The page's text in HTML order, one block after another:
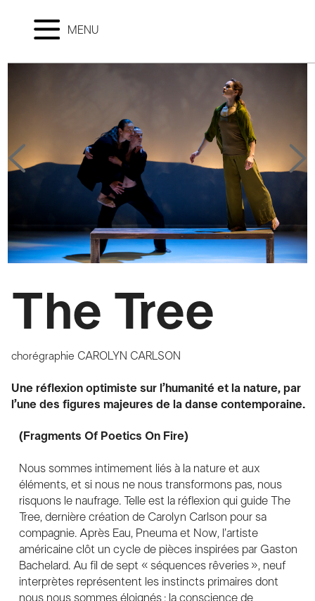
MENU
The Tree
chorégraphie CAROLYN CARLSON
Une réflexion optimiste sur l’humanité et la nature, par
l’une des figures majeures de la danse contemporaine.
(Fragments Of Poetics On Fire)
Nous sommes intimement liés à la nature et aux
éléments, et si nous ne nous transformons pas, nous
risquons le naufrage. Telle est la réflexion qui guide The
Tree, dernière création de Carolyn Carlson pour sa
compagnie. Après Eau, Pneuma et Now, l’artiste
américaine clôt un cycle de pièces inspirées par Gaston
Bachelard. Au fil de sept « séquences rêveries », neuf
interprètes représentent les instincts primaires dont
nous nous sommes éloignés : la conscience de